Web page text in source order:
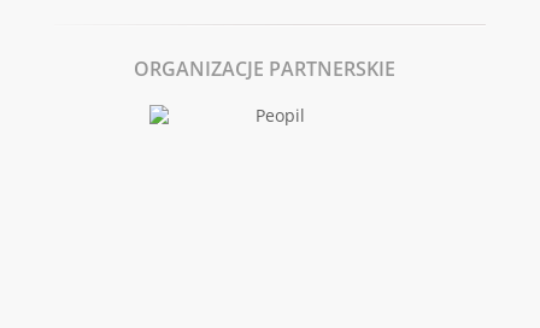
ORGANIZACJE PARTNERSKIE